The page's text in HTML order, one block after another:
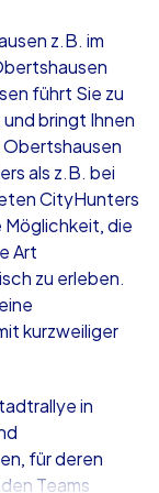
ab €49,99
Krimi iPad
Obertshausen
z.B. im
führt Sie zu
bringt Ihnen
als z.B. bei
CityHunters
Möglichkeit, die
Art
zu erleben.
kurzweiliger
in
für deren
Teams